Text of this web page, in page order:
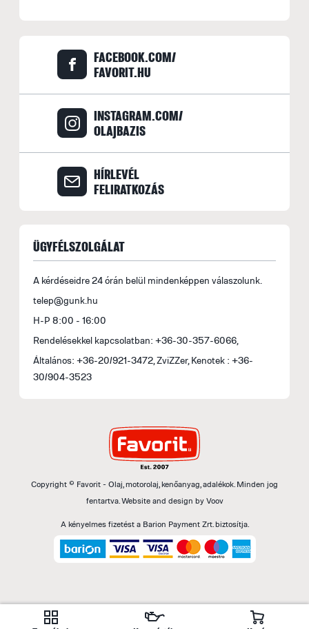
FACEBOOK.COM/
FAVORIT.HU
INSTAGRAM.COM/
OLAJBAZIS
HÍRLEVÉL
FELIRATKOZÁS
ÜGYFÉLSZOLGÁLAT
A kérdéseidre 24 órán belül mindenképpen válaszolunk.
telep@gunk.hu
H-P 8:00 - 16:00
Rendelésekkel kapcsolatban: +36-30-357-6066,
Általános: +36-20/921-3472, ZviZZer, Kenotek : +36-
30/904-3523
Copyright © Favorit - Olaj, motorolaj, kenőanyag, adalékok. Minden jog
fentartva.Website and design by Voov
A kényelmes fizetést a Barion Payment Zrt. biztosítja.